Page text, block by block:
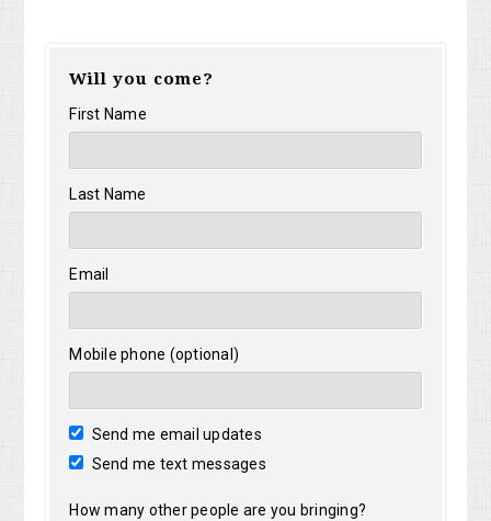
Will you come?
First Name
Last Name
Email
Mobile phone (optional)
Send me email updates
Send me text messages
How many other people are you bringing?